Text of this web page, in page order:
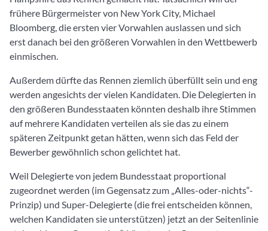
frühere Bürgermeister von New York City, Michael
Bloomberg, die ersten vier Vorwahlen auslassen und sich
erst danach bei den größeren Vorwahlen in den Wettbewerb
einmischen.
Außerdem dürfte das Rennen ziemlich überfüllt sein und eng
werden angesichts der vielen Kandidaten. Die Delegierten in
den größeren Bundesstaaten könnten deshalb ihre Stimmen
auf mehrere Kandidaten verteilen als sie das zu einem
späteren Zeitpunkt getan hätten, wenn sich das Feld der
Bewerber gewöhnlich schon gelichtet hat.
Weil Delegierte von jedem Bundesstaat proportional
zugeordnet werden (im Gegensatz zum „Alles-oder-nichts“-
Prinzip) und Super-Delegierte (die frei entscheiden können,
welchen Kandidaten sie unterstützen) jetzt an der Seitenlinie